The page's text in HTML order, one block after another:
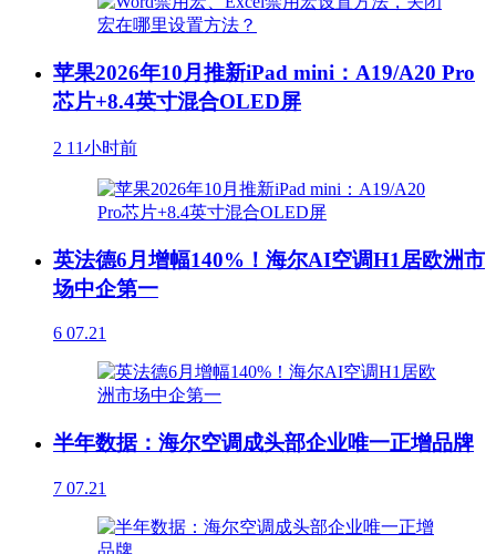
苹果2026年10月推新iPad mini：A19/A20 Pro
芯片+8.4英寸混合OLED屏
2 11小时前
英法德6月增幅140%！海尔AI空调H1居欧洲市
场中企第一
6 07.21
半年数据：海尔空调成头部企业唯一正增品牌
7 07.21